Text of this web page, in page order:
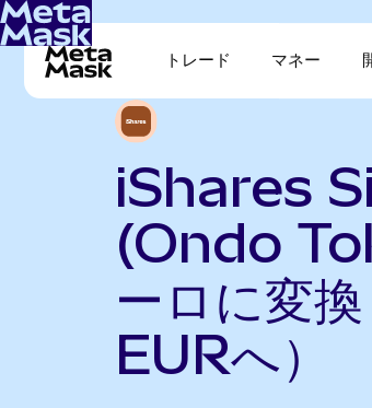
トレード マネー
iShares
(Ondo
ーロに変
EURへ）